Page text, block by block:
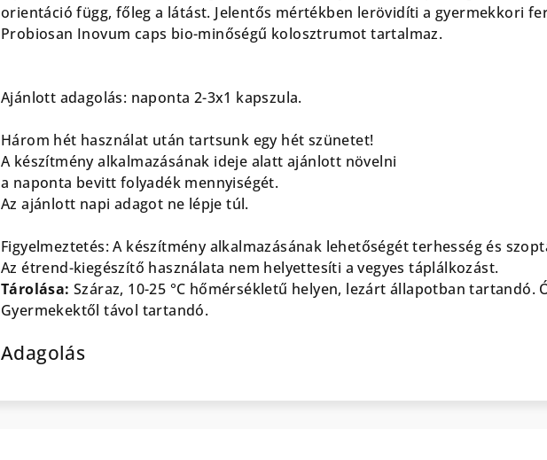
orientáció függ, főleg a látást. Jelentős mértékben lerövidíti a gyermekkori
Probiosan Inovum caps bio-minőségű kolosztrumot tartalmaz.
Ajánlott adagolás: naponta 2-3x1 kapszula.
Három hét használat után tartsunk egy hét szünetet!
A készítmény alkalmazásának ideje alatt ajánlott növelni
a naponta bevitt folyadék mennyiségét.
Az ajánlott napi adagot ne lépje túl.
Figyelmeztetés: A készítmény alkalmazásának lehetőségét terhesség és
Az étrend-kiegészítő használata nem helyettesíti a vegyes táplálkozást.
Tárolása: Száraz, 10-25 °C hőmérsékletű helyen, lezárt állapotban tartandó.
Gyermekektől távol tartandó.
Adagolás